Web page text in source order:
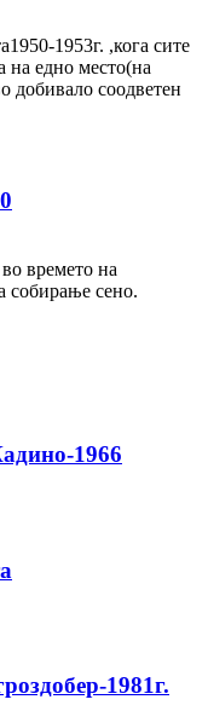
1953г. ,кога сите
на едно место(на
добивало соодветен
времето на
собирање сено.
1966
1981г.